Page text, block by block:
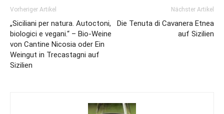
Vorheriger Artikel
„Siciliani per natura. Autoctoni,
biologici e vegani.“ – Bio-Weine
von Cantine Nicosia oder Ein
Weingut in Trecastagni auf
Sizilien
Nächster Artikel
Die Tenuta di Cavanera Etnea
auf Sizilien